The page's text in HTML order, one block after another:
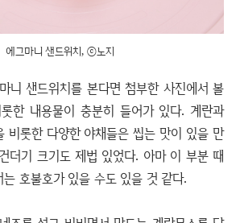
에그마니 샌드위치, ⓒ노지
니 샌드위치를 본다면 첨부한 사진에서 볼
한 내용물이 충분히 들어가 있다. 계란과
비롯한 다양한 야채들은 씹는 맛이 있을 만
더기 크기도 제법 있었다. 아마 이 부분 때
호불호가 있을 수도 있을 것 같다.